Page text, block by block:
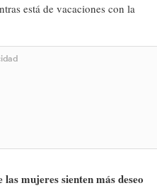
está de vacaciones con la
las mujeres sienten más deseo